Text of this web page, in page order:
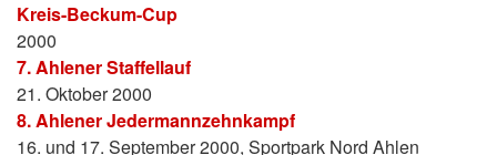
Kreis-Beckum-Cup
2000
7. Ahlener Staffellauf
21. Oktober 2000
8. Ahlener Jedermannzehnkampf
16. und 17. September 2000, Sportpark Nord Ahlen